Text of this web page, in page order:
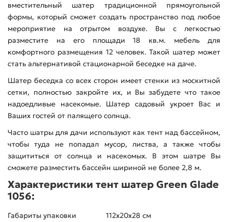
вместительный шатер традиционной прямоугольной
формы, который сможет создать пространство под любое
мероприятие на отрытом воздухе. Вы с легкостью
разместите на его площади 18 кв.м. мебель для
комфортного размещения 12 человек. Такой шатер может
стать альтернативой стационарной беседке на даче.
Шатер беседка со всех сторон имеет стенки из москитной
сетки, полностью закройте их, и Вы забудете что такое
надоедливые насекомые. Шатер садовый укроет Вас и
Ваших гостей от палящего солнца.
Часто шатры для дачи используют как тент над бассейном,
чтобы туда не попадал мусор, листва, а также чтобы
защититься от солнца и насекомых. В этом шатре Вы
сможете разместить бассейн шириной не более 2,8 м.
Характеристики тент шатер Green Glade
1056:
Габариты упаковки
112х20х28 см